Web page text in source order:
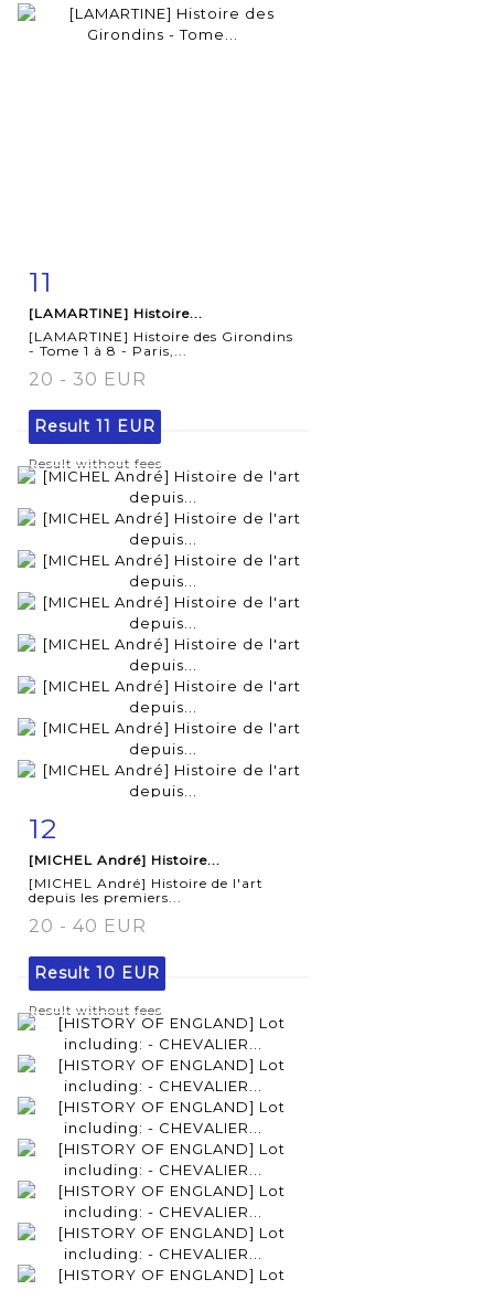
11
[LAMARTINE] Histoire...
[LAMARTINE] Histoire des Girondins
- Tome 1 à 8 - Paris,...
20 - 30 EUR
Result 11 EUR
Result without fees
Item detail
12
[MICHEL André] Histoire...
[MICHEL André] Histoire de l'art
depuis les premiers...
20 - 40 EUR
Result 10 EUR
Result without fees